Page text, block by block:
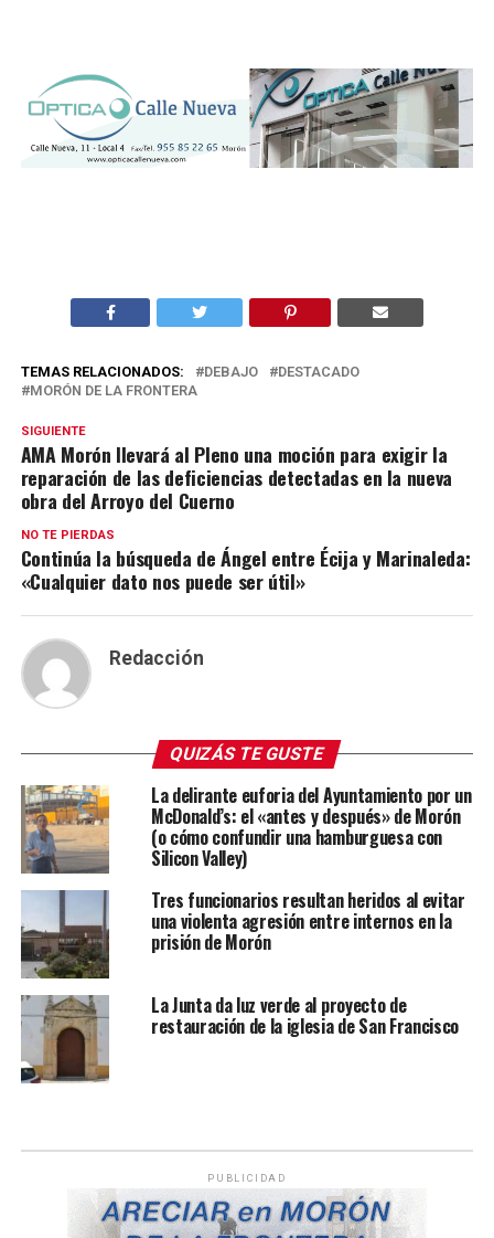
TEMAS RELACIONADOS: DEBAJO
DESTACADO
MORÓN DE LA FRONTERA
SIGUIENTE
AMA Morón llevará al Pleno una moción para exigir la
reparación de las deficiencias detectadas en la nueva
obra del Arroyo del Cuerno
NO TE PIERDAS
Continúa la búsqueda de Ángel entre Écija y Marinaleda:
«Cualquier dato nos puede ser útil»
Redacción
QUIZÁS TE GUSTE
La delirante euforia del Ayuntamiento por un
McDonald’s: el «antes y después» de Morón
(o cómo confundir una hamburguesa con
Silicon Valley)
Tres funcionarios resultan heridos al evitar
una violenta agresión entre internos en la
prisión de Morón
La Junta da luz verde al proyecto de
restauración de la iglesia de San Francisco
PUBLICIDAD